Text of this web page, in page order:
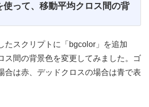
使って、移動平均クロス間の背
たスクリプトに「bgcolor」を追加
ス間の背景色を変更してみました。ゴ
合は赤、デッドクロスの場合は青で表